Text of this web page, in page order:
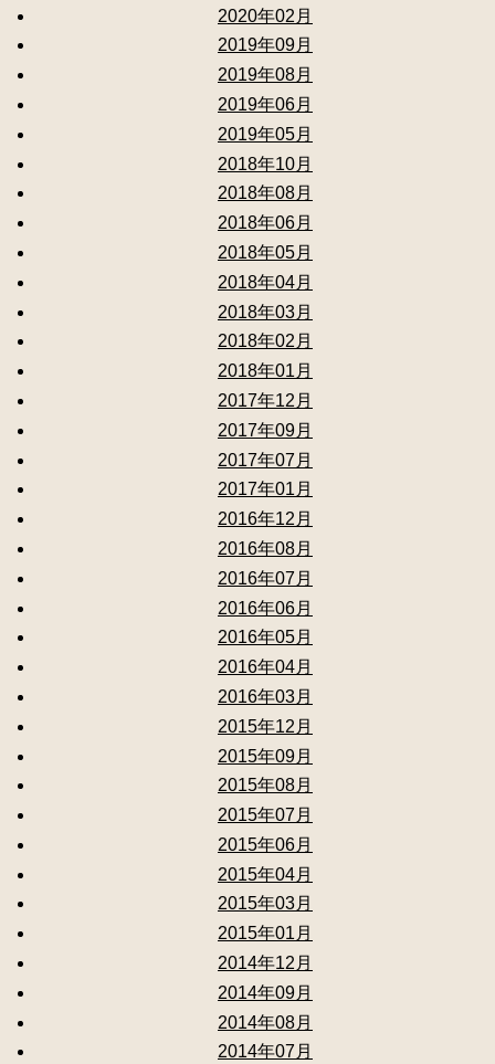
2020年02月
2019年09月
2019年08月
2019年06月
2019年05月
2018年10月
2018年08月
2018年06月
2018年05月
2018年04月
2018年03月
2018年02月
2018年01月
2017年12月
2017年09月
2017年07月
2017年01月
2016年12月
2016年08月
2016年07月
2016年06月
2016年05月
2016年04月
2016年03月
2015年12月
2015年09月
2015年08月
2015年07月
2015年06月
2015年04月
2015年03月
2015年01月
2014年12月
2014年09月
2014年08月
2014年07月